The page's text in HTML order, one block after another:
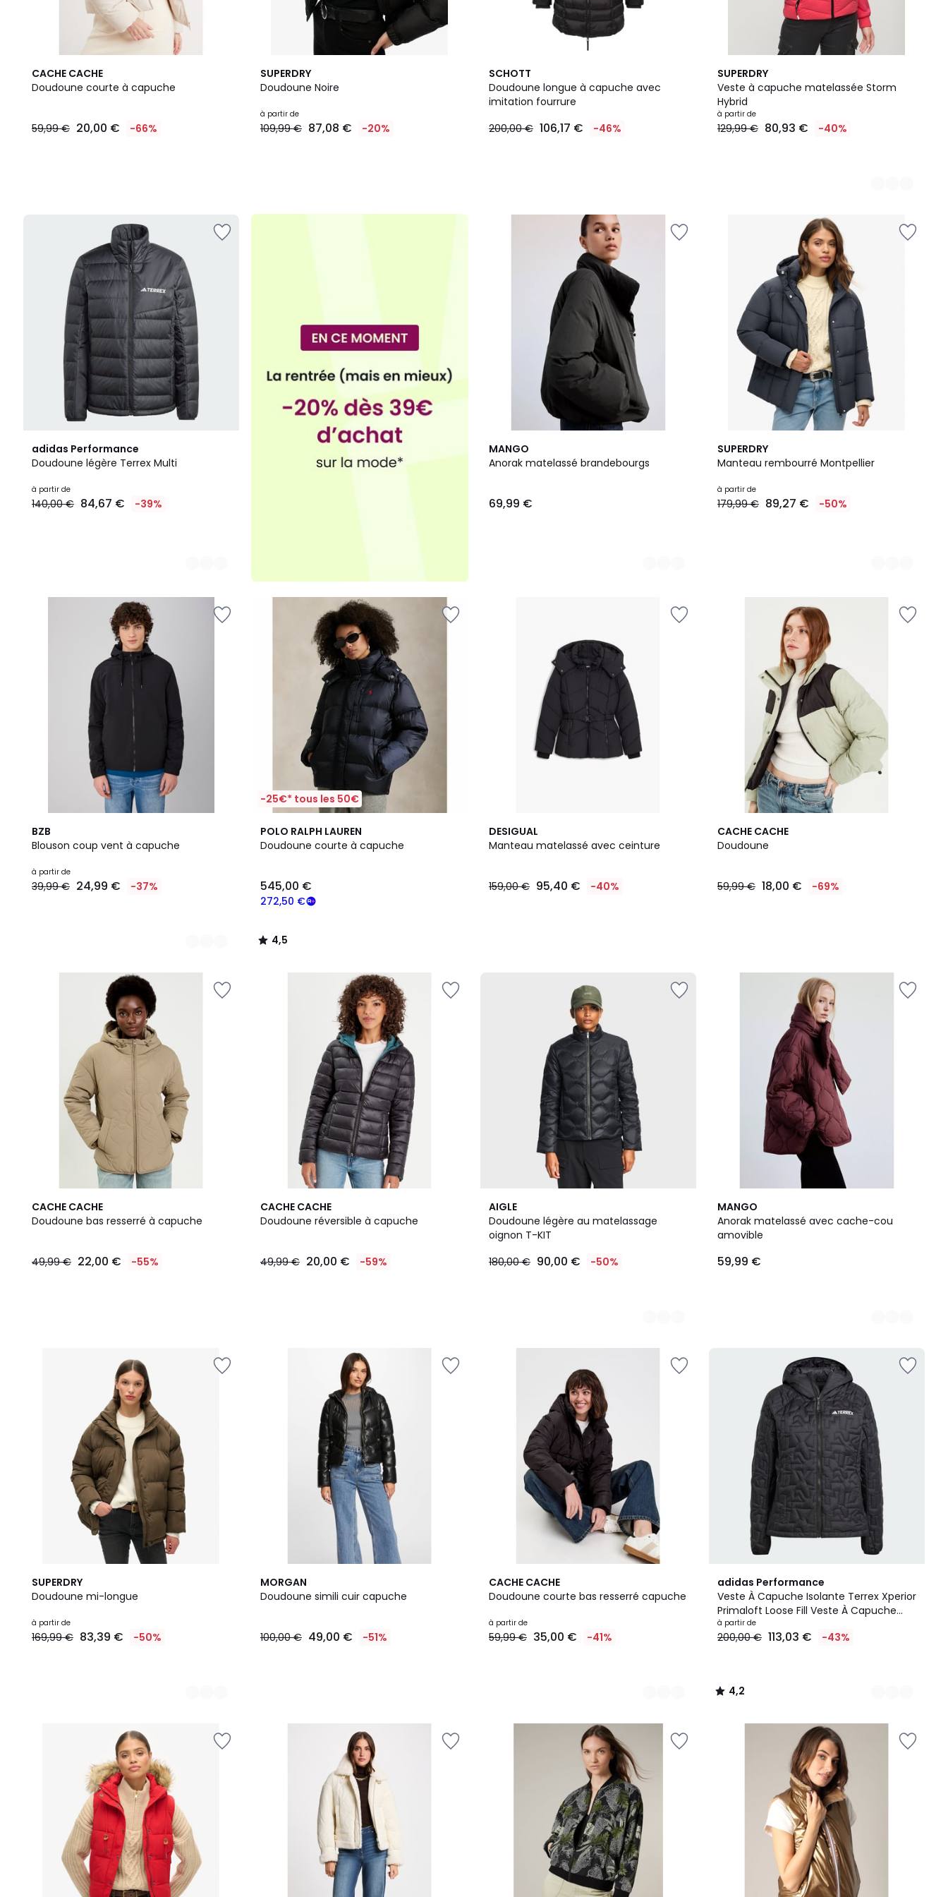
CACHE CACHE
Doudoune courte à capuche
€
appliquée.
59,99 € 20,00 € -66%
SUPERDRY
Doudoune Noire
à partir de
109,99 € 87,08 € -20%
SCHOTT
Doudoune longue à capuche avec
imitation fourrure
200,00 € 106,17 € -46%
SUPERDRY
Veste à capuche matelassée Storm
Hybrid
à partir de
129,99 € 80,93 € -40%
2
Couleurs
adidas Performance
Doudoune légère Terrex Multi
à partir de
140,00 € 84,67 € -39%
2
Couleurs
MANGO
Anorak matelassé brandebourgs
69,99 €
2
Couleurs
SUPERDRY
Manteau rembourré Montpellier
à partir de
179,99 € 89,27 € -50%
2
Couleurs
BZB
Blouson coup vent à capuche
à partir de
39,99 € 24,99 € -37%
2
Couleurs
-25€* tous les 50€
POLO RALPH LAUREN
Doudoune courte à capuche
272,50 €
545,00 €
4,5
/ 5
4,5
/
DESIGUAL
Manteau matelassé avec ceinture
159,00 € 95,40 € -40%
CACHE CACHE
Doudoune
59,99 € 18,00 € -69%
CACHE CACHE
Doudoune bas resserré à capuche
49,99 € 22,00 € -55%
CACHE CACHE
Doudoune réversible à capuche
49,99 € 20,00 € -59%
AIGLE
Doudoune légère au matelassage
oignon T-KIT
180,00 € 90,00 € -50%
2
Couleurs
MANGO
Anorak matelassé avec cache-cou
amovible
59,99 €
2
Couleurs
SUPERDRY
Doudoune mi-longue
à partir de
169,99 € 83,39 € -50%
2
Couleurs
MORGAN
Doudoune simili cuir capuche
100,00 € 49,00 € -51%
CACHE CACHE
Doudoune courte bas resserré capuche
à partir de
59,99 € 35,00 € -41%
2
Couleurs
adidas Performance
Veste À Capuche Isolante Terrex Xperior
Primaloft Loose Fill Veste À Capuche
Isolante Terrex Xperior Primaloft Loose
Fill
à partir de
200,00 € 113,03 € -43%
4,2
/ 5
5
Couleurs
4,2
/